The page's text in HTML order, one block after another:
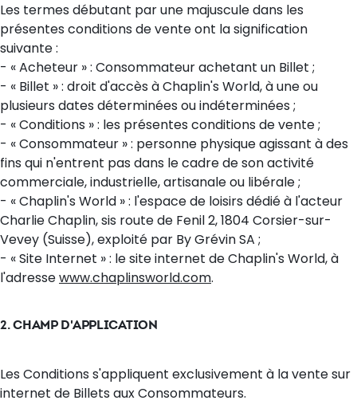
Les termes débutant par une majuscule dans les
présentes conditions de vente ont la signification
suivante :
- « Acheteur » : Consommateur achetant un Billet ;
- « Billet » : droit d'accès à Chaplin's World, à une ou
plusieurs dates déterminées ou indéterminées ;
- « Conditions » : les présentes conditions de vente ;
- « Consommateur » : personne physique agissant à des
fins qui n'entrent pas dans le cadre de son activité
commerciale, industrielle, artisanale ou libérale ;
- « Chaplin's World » : l'espace de loisirs dédié à l'acteur
Charlie Chaplin, sis route de Fenil 2, 1804 Corsier-sur-
Vevey (Suisse), exploité par By Grévin SA ;
- « Site Internet » : le site internet de Chaplin's World, à
l'adressewww.chaplinsworld.com.
2. CHAMP D'APPLICATION
Les Conditions s'appliquent exclusivement à la vente sur
internet de Billets aux Consommateurs.